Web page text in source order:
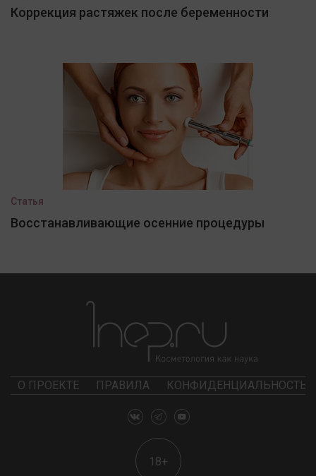
Коррекция растяжек после беременности
Статья
Восстанавливающие осенние процедуры
О ПРОЕКТЕ ПРАВИЛА КОНФИДЕНЦИАЛЬНОСТЬ
18+